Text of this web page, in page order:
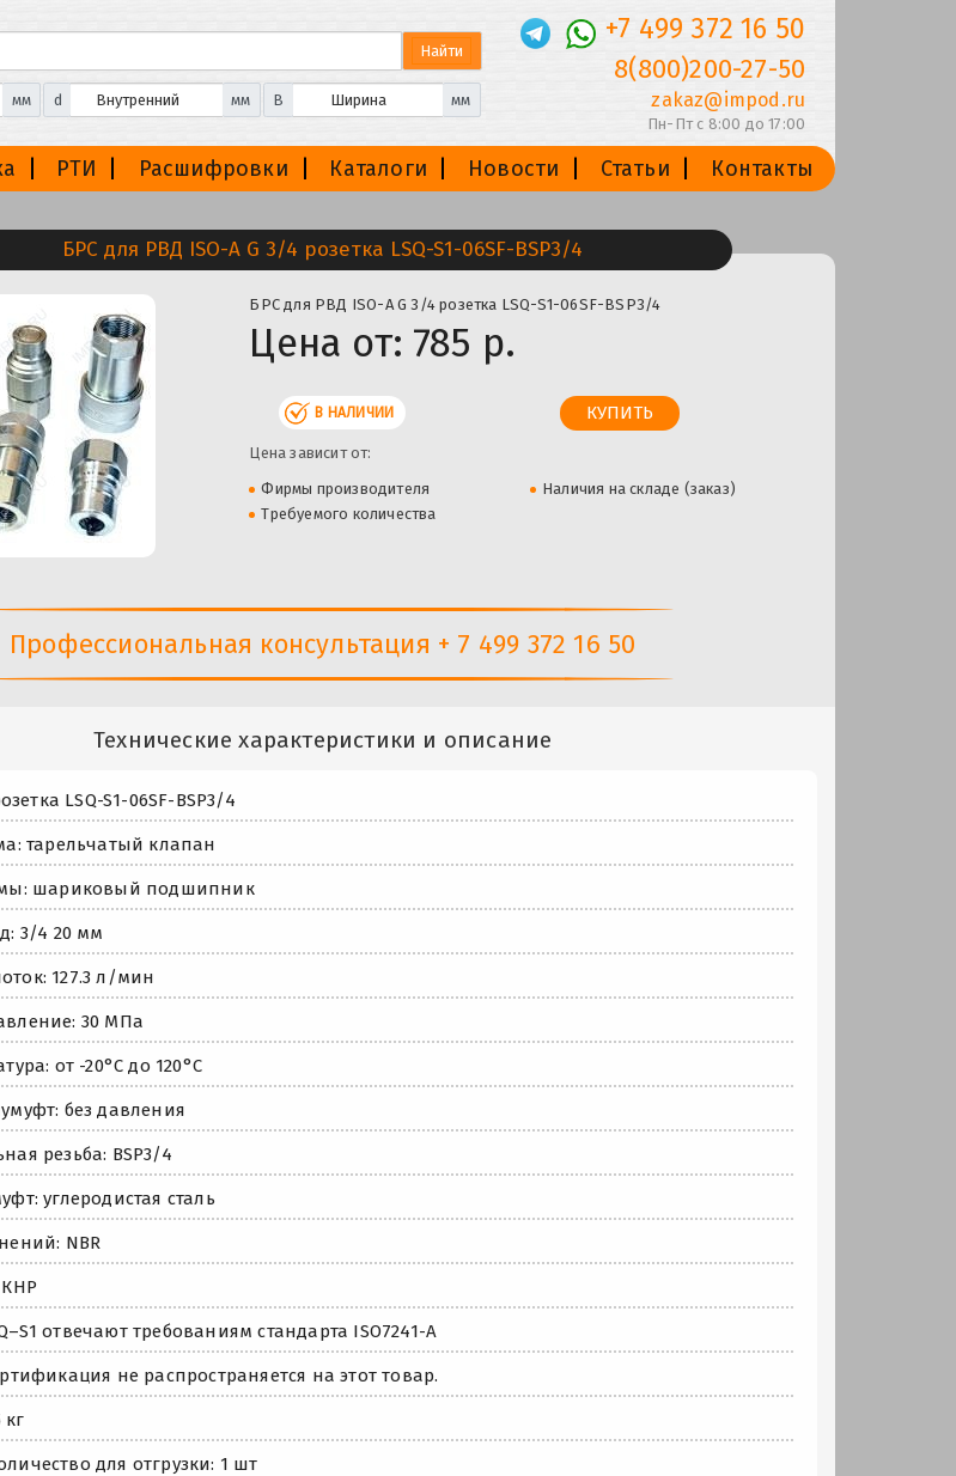
мм d мм B мм
+7 499 372 16 50
8(800)200-27-50
zakaz@impod.ru
Пн-Пт с 8:00 до 17:00
РТИ Расшифровки Каталоги Новости Статьи Контакты
БРС для РВД ISO-A G 3/4 розетка LSQ-S1-06SF-BSP3/4
БРС для РВД ISO-A G 3/4 розетка LSQ-S1-06SF-BSP3/4
Цена от: 785 р.
В НАЛИЧИИ
Цена зависит от:
Фирмы производителя
Наличия на складе (заказ)
Требуемого количества
Профессиональная консультация + 7 499 372 16 50
Технические характеристики и описание
LSQ-S1-06SF-BSP3/4
тарельчатый клапан
шариковый подшипник
3/4 20 мм
127.3 л/мин
30 МПа
от -20°С до 120°C
без давления
резьба: BSP3/4
углеродистая сталь
NBR
отвечают требованиям стандарта ISO7241-A
не распространяется на этот товар.
кг
для отгрузки: 1 шт